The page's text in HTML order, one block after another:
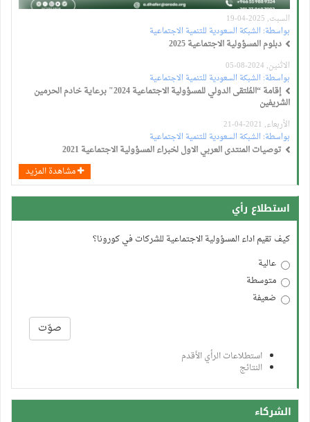
السبت, 2025-04-19
بواسطة:الشبكة السعودية للتنمية الاجتماعية
دبلوم المسؤولية الاجتماعية 2025
الاثنين, 2024-08-05
بواسطة:الشبكة السعودية للتنمية الاجتماعية
إقامة “المُلتقى الدولي للمسؤولية الاجتماعية 2024" برعاية خادم الحرمين
الشريفين
الأربعاء, 2021-04-21
بواسطة:الشبكة السعودية للتنمية الاجتماعية
توصيات المنتدى العربي الاول لخبراء المسؤولية الاجتماعية 2021
مشاهدة المزيد
استطلاع رأي
كيف تقيم اداء المسؤولية الاجتماعية للشركات في كورونا؟
عالية
متوسطة
ضعيفة
صوّت
استطلاعات الرأي الأقدم
النتائج
الشركاء